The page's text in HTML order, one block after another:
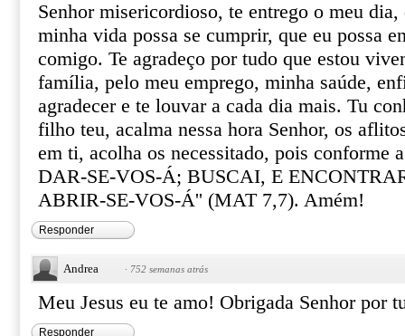
Senhor misericordioso, te entrego o meu dia,
minha vida possa se cumprir, que eu possa
comigo. Te agradeço por tudo que estou
família, pelo meu emprego, minha saúde,
agradecer e te louvar a cada dia mais. Tu
filho teu, acalma nessa hora Senhor, os
em ti, acolha os necessitado, pois conforme
DAR-SE-VOS-Á; BUSCAI, E
ABRIR-SE-VOS-Á'' (MAT 7,7). Amém!
Responder
Andrea · 752 semanas atrás
Meu Jesus eu te amo! Obrigada Senhor por
Responder